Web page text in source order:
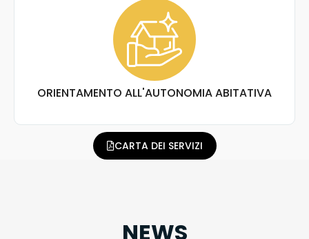
ORIENTAMENTO ALL'AUTONOMIA ABITATIVA
CARTA DEI SERVIZI
NEWS